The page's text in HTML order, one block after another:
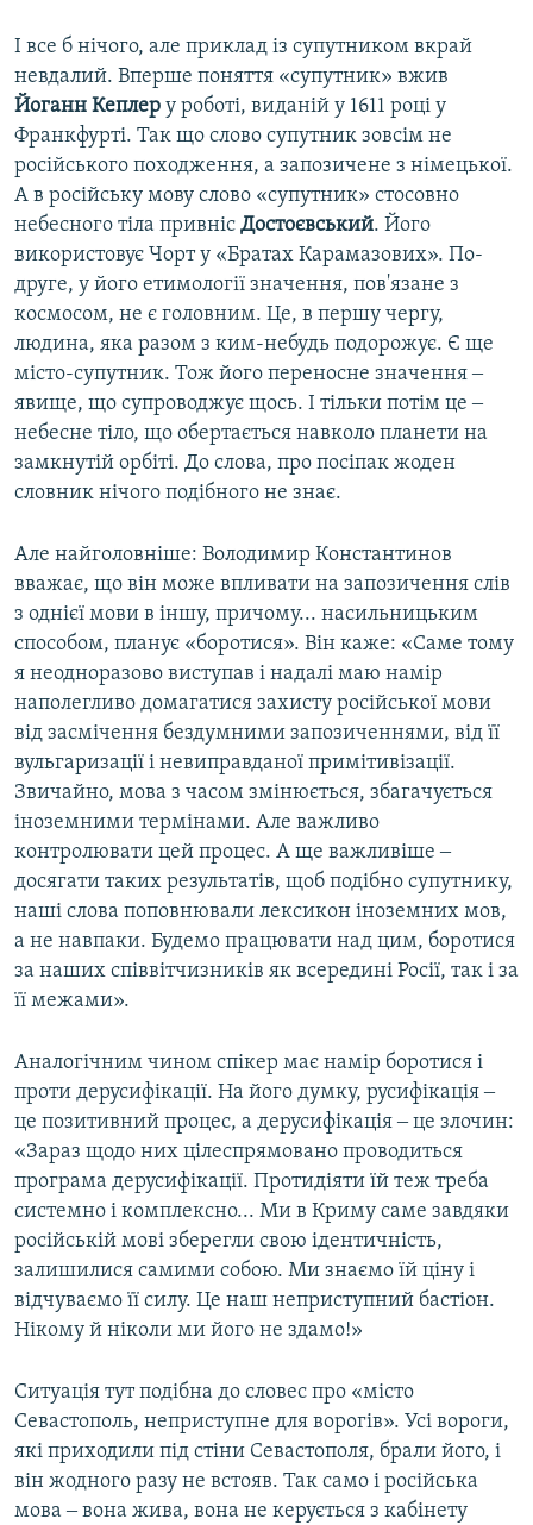
І все б нічого, але приклад із супутником вкрай
невдалий. Вперше поняття «супутник» вжив
Йоганн Кеплер у роботі, виданій у 1611 році у
Франкфурті. Так що слово супутник зовсім не
російського походження, а запозичене з німецької.
А в російську мову слово «супутник» стосовно
небесного тіла привніс Достоєвський. Його
використовує Чорт у «Братах Карамазових». По-
друге, у його етимології значення, пов'язане з
космосом, не є головним. Це, в першу чергу,
людина, яка разом з ким-небудь подорожує. Є ще
місто-супутник. Тож його переносне значення ‒
явище, що супроводжує щось. І тільки потім це ‒
небесне тіло, що обертається навколо планети на
замкнутій орбіті. До слова, про посіпак жоден
словник нічого подібного не знає.
Але найголовніше: Володимир Константинов
вважає, що він може впливати на запозичення слів
з однієї мови в іншу, причому... насильницьким
способом, планує «боротися». Він каже: «Саме тому
я неодноразово виступав і надалі маю намір
наполегливо домагатися захисту російської мови
від засмічення бездумними запозиченнями, від її
вульгаризації і невиправданої примітивізації.
Звичайно, мова з часом змінюється, збагачується
іноземними термінами. Але важливо
контролювати цей процес. А ще важливіше ‒
досягати таких результатів, щоб подібно супутнику,
наші слова поповнювали лексикон іноземних мов,
а не навпаки. Будемо працювати над цим, боротися
за наших співвітчизників як всередині Росії, так і за
її межами».
Аналогічним чином спікер має намір боротися і
проти дерусифікації. На його думку, русифікація ‒
це позитивний процес, а дерусифікація ‒ це злочин:
«Зараз щодо них цілеспрямовано проводиться
програма дерусифікації. Протидіяти їй теж треба
системно і комплексно... Ми в Криму саме завдяки
російській мові зберегли свою ідентичність,
залишилися самими собою. Ми знаємо їй ціну і
відчуваємо її силу. Це наш неприступний бастіон.
Нікому й ніколи ми його не здамо!»
Ситуація тут подібна до словес про «місто
Севастополь, неприступне для ворогів». Усі вороги,
які приходили під стіни Севастополя, брали його, і
він жодного разу не встояв. Так само і російська
мова ‒ вона жива, вона не керується з кабінету